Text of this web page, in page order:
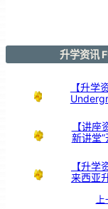
升学资讯
【升
【讲
新讲堂
【升
来西亚